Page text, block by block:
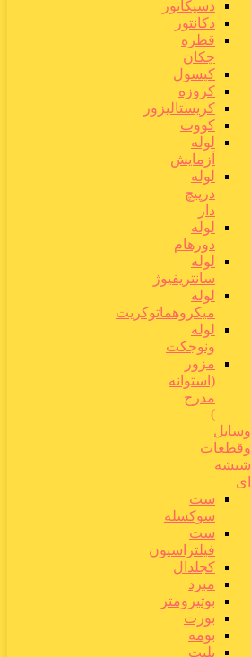
دسیکاتور
دکانتور
قطره
چکان
کپسول
کروزه
کریستالیزور
کووت
لوله
آزمایش
لوله
درپیچ
دار
لوله
دورهام
لوله
سانتریفیوژ
لوله
میکروهماتوکریت
لوله
ونوجکت
مزور
(استوانه
مدرج
)
وسایل
وقطعات
شیشه
ای
ست
سوکسله
ست
فیلتراسیون
کجلدال
مبرد
بوتیرومتر
بورت
بومه
پلیت